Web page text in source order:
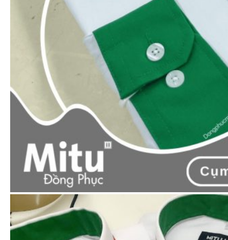
KHUYẾN MẠI & QUÀ TẶNG
Khi đặt đơn hàng có giá trị trên 5.000.000VNĐ
Đồng Phục Mitu Cam Kết
Là đơn vị may đồng phục Chuyên nghiệp. Với
hơn 12 năm kinh nghiệm (Từ năm 2011). Đồng
phục Mitu cam kết:
Giá rẻ nhất với sản phẩm có chất lượng
tương đương ngoài thị trường
Chất lượng tốt nhất so với các sản phẩm
có mức giá tương đương ngoài thị trường.
SẢN PHẨM CÙNG LOẠI